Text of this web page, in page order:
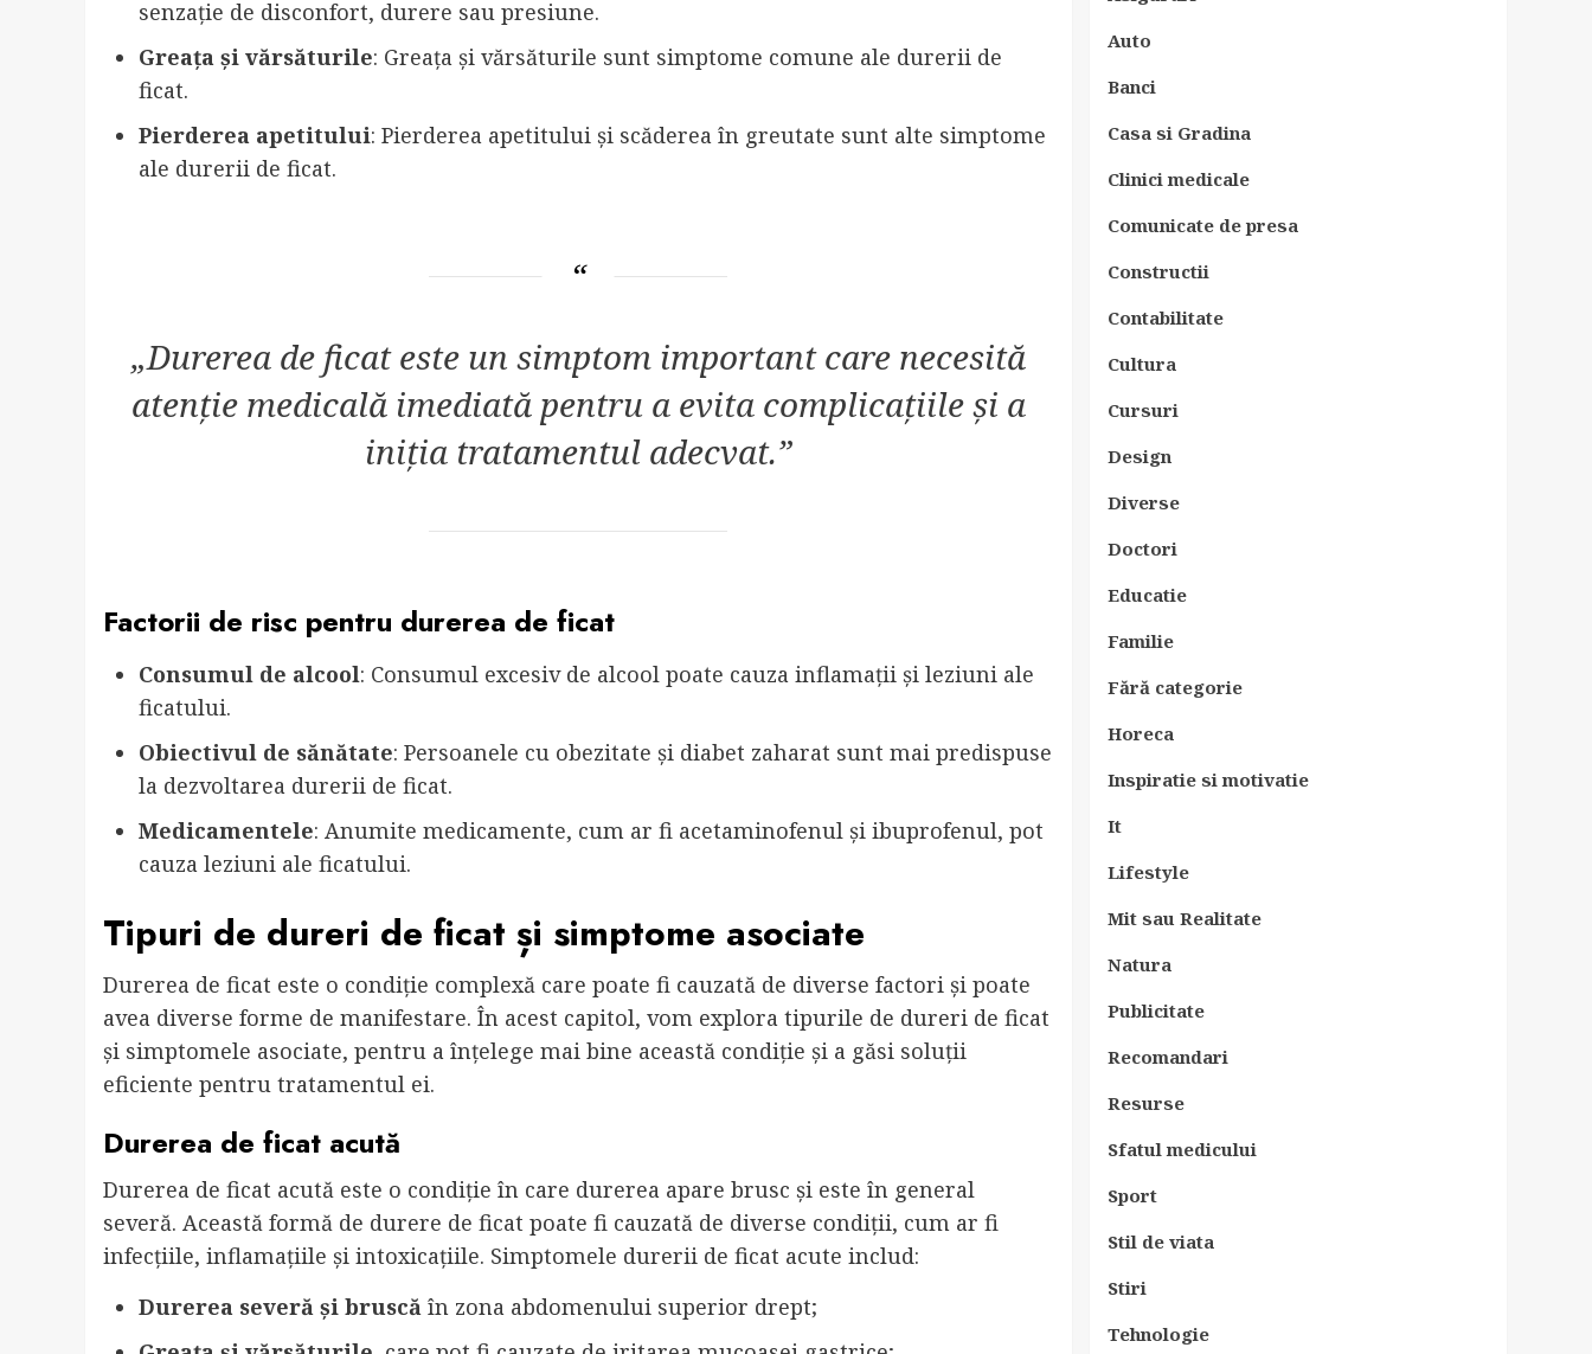
senzație de disconfort, durere sau presiune.
Greața și vărsăturile: Greața și vărsăturile sunt simptome comune ale durerii de
ficat.
Pierderea apetitului: Pierderea apetitului și scăderea în greutate sunt alte simptome
ale durerii de ficat.
„Durerea de ficat este un simptom important care necesită
atenție medicală imediată pentru a evita complicațiile și a
iniția tratamentul adecvat.”
Factorii de risc pentru durerea de ficat
Consumul de alcool: Consumul excesiv de alcool poate cauza inflamații și leziuni ale
ficatului.
Obiectivul de sănătate: Persoanele cu obezitate și diabet zaharat sunt mai predispuse
la dezvoltarea durerii de ficat.
Medicamentele: Anumite medicamente, cum ar fi acetaminofenul și ibuprofenul, pot
cauza leziuni ale ficatului.
Tipuri de dureri de ficat și simptome asociate
Durerea de ficat este o condiție complexă care poate fi cauzată de diverse factori și poate
avea diverse forme de manifestare. În acest capitol, vom explora tipurile de dureri de ficat
și simptomele asociate, pentru a înțelege mai bine această condiție și a găsi soluții
eficiente pentru tratamentul ei.
Durerea de ficat acută
Durerea de ficat acută este o condiție în care durerea apare brusc și este în general
severă. Această formă de durere de ficat poate fi cauzată de diverse condiții, cum ar fi
infecțiile, inflamațiile și intoxicațiile. Simptomele durerii de ficat acute includ:
Durerea severă și bruscă în zona abdomenului superior drept;
Auto
Banci
Casa si Gradina
Clinici medicale
Comunicate de presa
Constructii
Contabilitate
Cultura
Cursuri
Design
Diverse
Doctori
Educatie
Familie
Fără categorie
Horeca
Inspiratie si motivatie
It
Lifestyle
Mit sau Realitate
Natura
Publicitate
Recomandari
Resurse
Sfatul medicului
Sport
Stil de viata
Stiri
Tehnologie